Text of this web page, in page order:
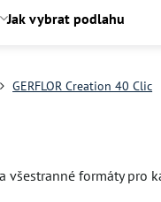
Jak vybrat podlahu
GERFLOR Creation 40 Clic
všestranné formáty pro